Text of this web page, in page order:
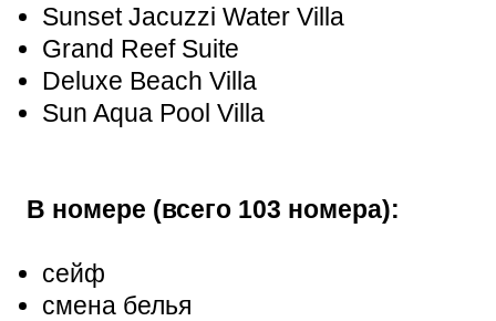
Sunset Jacuzzi Water Villa
Grand Reef Suite
Deluxe Beach Villa
Sun Aqua Pool Villa
В номере (всего 103 номера):
сейф
смена белья